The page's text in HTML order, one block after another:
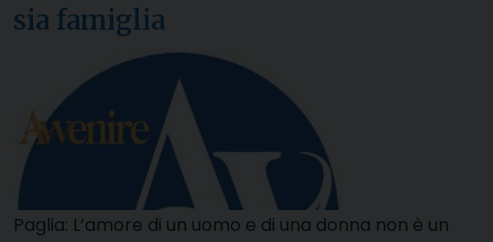
sia famiglia
Paglia: L’amore di un uomo e di una donna non è un